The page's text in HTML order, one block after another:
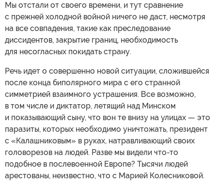
Мы отстали от своего времени, и тут сравнение
с прежней холодной войной ничего не даст, несмотря
на все совпадения, такие как преследование
диссидентов, закрытие границ, необходимость
для несогласных покидать страну.
Речь идет о совершенно новой ситуации, сложившейся
после конца биполярного мира с его странной
симметрией взаимного устрашения. Все возможно,
в том числе и диктатор, летящий над Минском
и показывающий сыну, что вон те внизу на улицах — это
паразиты, которых необходимо уничтожать, президент
с «Калашниковым» в руках, натравливающий своих
головорезов на людей. Разве мы видели что-то
подобное в послевоенной Европе? Тысячи людей
арестованы, неизвестно, что с Марией Колесниковой.